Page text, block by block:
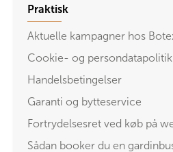
Praktisk
Aktuelle kampagner hos
Cookie- og persondatapolitik
Handelsbetingelser
Garanti og bytteservice
Fortrydelsesret ved køb på
Sådan booker du en